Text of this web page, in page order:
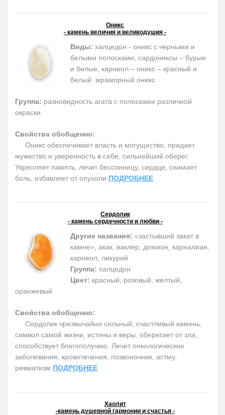
Оникс
- камень величия и великодушия -
Виды: халцедон - оникс с черными и
белыми полосками, сардониксы – бурые
и белые, карнеол – оникс – красный и
белый. мраморный оникс
Группа: разновидность агата с полосками различной
окраски
Свойства обобщенно:
Оникс обеспечивает власть и могущество, придает
мужество и уверенность в себе, сильнейший оберег.
Укрепляет память, лечит бессонницу, сердце, снимает
боль, избавляет от опухоли ПОДРОБНЕЕ
Сердолик
- камень сердечности и любви -
Другие названия: «застывший закат в
камне», акак, ваклер, домион, карналиан,
карнеол, ликурий
Группа: халцедон
Цвет: красный, розовый, желтый,
оранжевый
Свойства обобщенно:
Сердолик чрезвычайно сильный, счастливый камень,
символ самой жизни, истины и веры, оберегает от зла,
способствует благополучию. Лечит онкологические
заболевания, кровотечения, позвоночник, астму,
ревматизм ПОДРОБНЕЕ
Хаолит
-камень душевной гармонии и счастья -